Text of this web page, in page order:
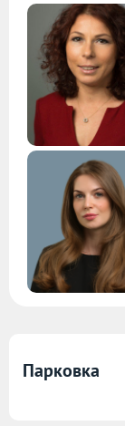
Парковка